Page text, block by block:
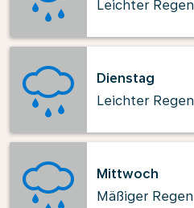
Leichter Regen
Dienstag
Leichter Regen
Mittwoch
Mäßiger Regen